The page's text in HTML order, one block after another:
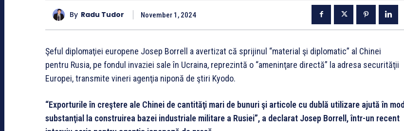
By Radu Tudor November 1, 2024
Şeful diplomaţiei europene Josep Borrell a avertizat că sprijinul “material şi diplomatic” al Chinei
pentru Rusia, pe fondul invaziei sale în Ucraina, reprezintă o “ameninţare directă” la adresa securităţii
Europei, transmite vineri agenţia niponă de ştiri Kyodo.
“Exporturile în creştere ale Chinei de cantităţi mari de bunuri şi articole cu dublă utilizare ajută în mod
substanţial la construirea bazei industriale militare a Rusiei”, a declarat Josep Borrell, într-un recent